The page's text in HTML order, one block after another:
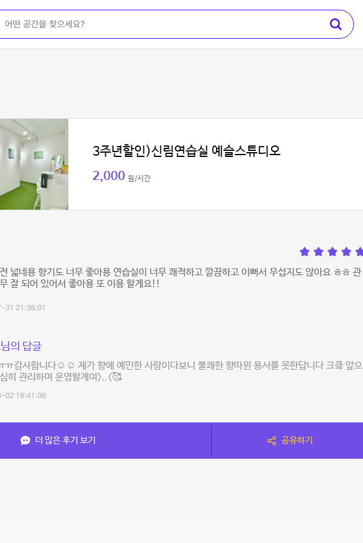
3주년할인)신림연습실 예슬스튜디오
2,000 원/시간
넓네용 향기도 너무 좋아용 연습실이 너무 쾌적하고 깔끔하고 이뻐서 무섭지도 않아요 ㅎㅎ 관
잘 되어 있어서 좋아용 또 이용 할게요!!
31 21:36:01
의 답글
ㅠ감사합니다☺️☺️ 제가 향에 예민한 사람이다보니 불쾌한 향따윈 용서를 못한답니다 크킄 앞으
히 관리하며 운영할게여>..<🥰
02 19:41:06
더 많은 후기 보기 공유하기